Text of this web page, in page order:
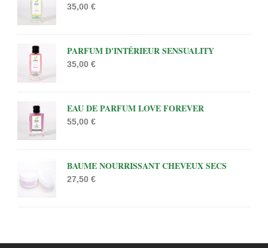
35,00 €
PARFUM D'INTÉRIEUR SENSUALITY
35,00 €
EAU DE PARFUM LOVE FOREVER
55,00 €
BAUME NOURRISSANT CHEVEUX SECS
27,50 €